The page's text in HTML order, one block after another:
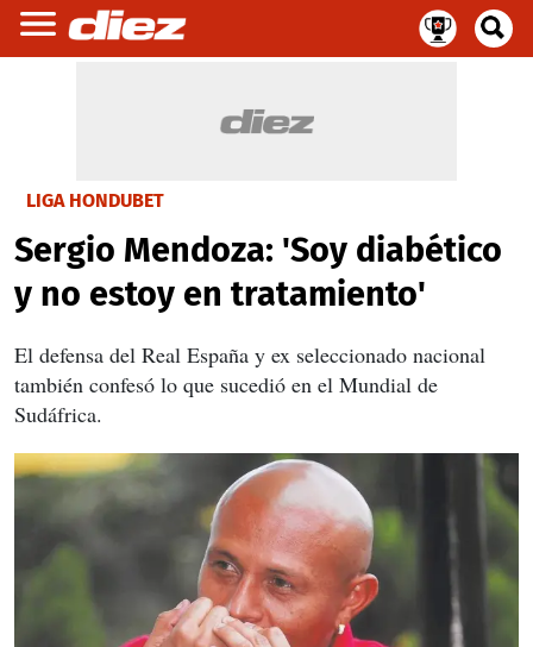
LIGA HONDUBET
Sergio Mendoza: 'Soy diabético
y no estoy en tratamiento'
El defensa del Real España y ex seleccionado nacional
también confesó lo que sucedió en el Mundial de
Sudáfrica.